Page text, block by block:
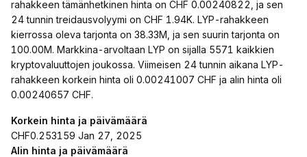
rahakkeen tämänhetkinen hinta on CHF 0.00240822, ja sen
24 tunnin treidausvolyymi on CHF 1.94K. LYP-rahakkeen
kierrossa oleva tarjonta on 38.33M, ja sen suurin tarjonta on
100.00M. Markkina-arvoltaan LYP on sijalla 5571 kaikkien
kryptovaluuttojen joukossa. Viimeisen 24 tunnin aikana LYP-
rahakkeen korkein hinta oli 0.00241007 CHF ja alin hinta oli
0.00240657 CHF.
Korkein hinta ja päivämäärä
CHF0.253159 Jan 27, 2025
Alin hinta ja päivämäärä